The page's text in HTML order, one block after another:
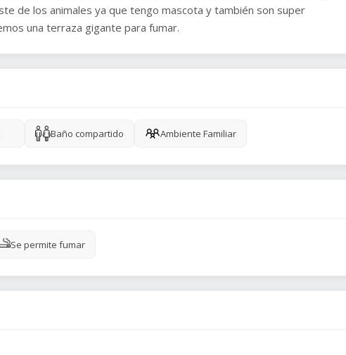
de los animales ya que tengo mascota y también son super
una terraza gigante para fumar.
Baño compartido Ambiente Familiar
Se permite fumar